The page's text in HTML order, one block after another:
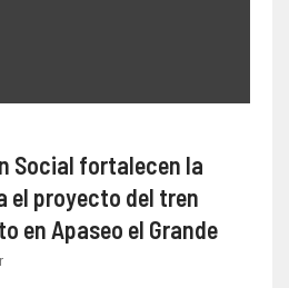
Social fortalecen la
el proyecto del tren
en Apaseo el Grande